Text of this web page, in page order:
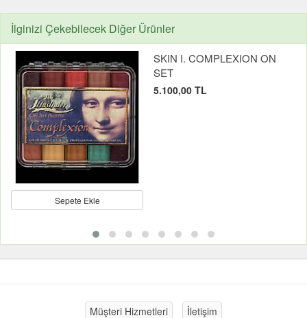
İlginizi Çekebilecek Diğer Ürünler
Sepete Ekle
SKIN I. COMPLEXION ON
SET
5.100,00 TL
Müşteri Hizmetleri İletişim